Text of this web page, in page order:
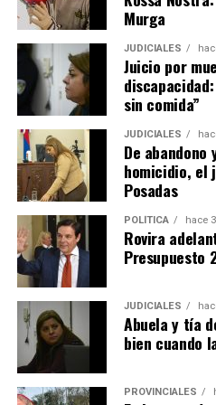
internacional
La empresa Lory emplea
entre personal
operarios de producción.
La firma fabrica cosechadoras
tabaco, además de
desmalezadoras,
equipos adaptados a las
Misiones.
Ante la caída de las ventas de
años, la empresa decidió
incorporando reparaciones,
pantógrafo y trabajos de
“Nos abrimos un poco para
muchachos. Formar un
Murga
JUDICIALES
Juicio por
sin comida”
JUDICIALES
De
homicidio, el
Posadas
POLÍTICA hace
Rovira
Presupuesto
JUDICIALES
Abuela y tía
bien cuando
PROVINCIALES